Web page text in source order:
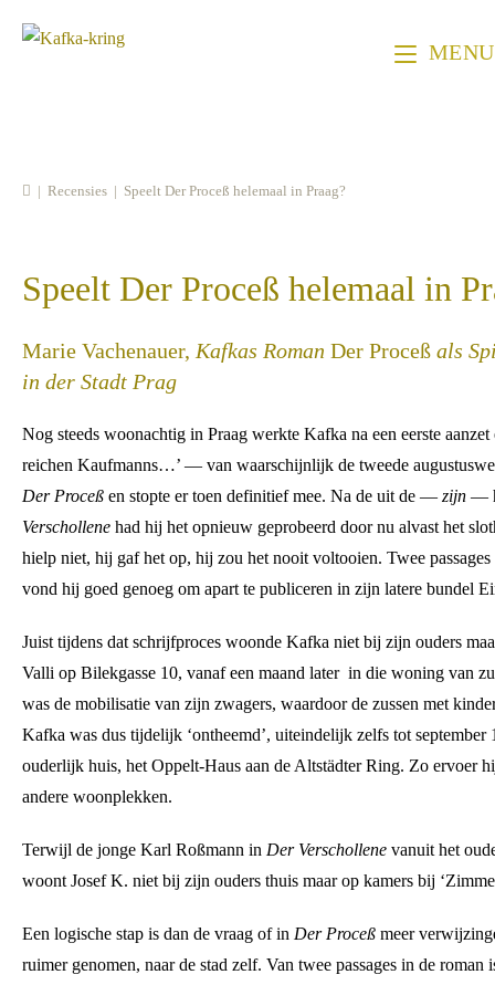
naar
MENU
Speelt Der Proceß helemaal in
| Recensies | Speelt Der Proceß helemaal in Praag?
Marie Vachenauer, Kafkas Roman Der Proceß als
in der Stadt Prag
Nog steeds woonachtig in Praag werkte Kafka na een eerste
reichen Kaufmanns…’ — van waarschijnlijk de tweede
Der Proceß en stopte er toen definitief mee. Na de uit de — zijn —
Verschollene had hij het opnieuw geprobeerd door nu alvast het
hielp niet, hij gaf het op, hij zou het nooit voltooien. Twee passages
vond hij goed genoeg om apart te publiceren in zijn latere bundel
Juist tijdens dat schrijfproces woonde Kafka niet bij zijn ouders
Valli op Bilekgasse 10, vanaf een maand later in die woning van
was de mobilisatie van zijn zwagers, waardoor de zussen met
Kafka was dus tijdelijk ‘ontheemd’, uiteindelijk zelfs tot september
ouderlijk huis, het Oppelt-Haus aan de Altstädter Ring. Zo ervoer
andere woonplekken.
Terwijl de jonge Karl Roßmann in Der Verschollene vanuit het
woont Josef K. niet bij zijn ouders thuis maar op kamers bij
Een logische stap is dan de vraag of in Der Proceß meer
ruimer genomen, naar de stad zelf. Van twee passages in de